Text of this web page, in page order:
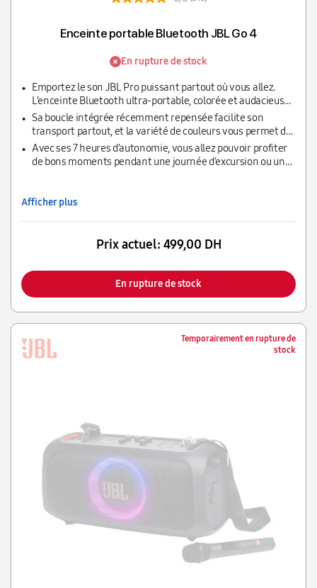
Enceinte portable Bluetooth JBL Go 4
En rupture de stock
Emportez le son JBL Pro puissant partout où vous allez.
L’enceinte Bluetooth ultra-portable, colorée et audacieuse
JBL Go 4 tient dans la paume de votre main, offrant un son
JBL Pro clair et puissant avec des basses riches et
percutantes.
Sa boucle intégrée récemment repensée facilite son
transport partout, et la variété de couleurs vous permet de
choisir celle qui correspond à votre ambiance. Résistante à
l’eau et à la poussière, elle est donc conçue pour être
Avec ses 7 heures d’autonomie, vous allez pouvoir profiter
de bons moments pendant une journée d’excursion ou une
Afficher plus
Prix actuel: 499,00 DH
En rupture de stock
Temporairement en rupture de
stock